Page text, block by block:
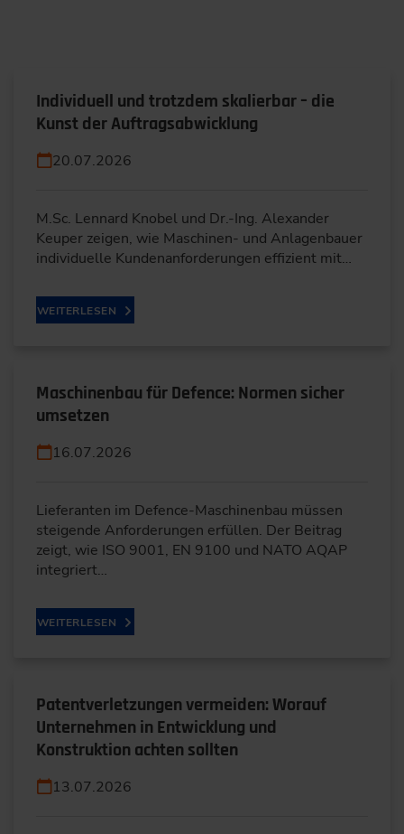
Individuell und trotzdem skalierbar – die
Kunst der Auftragsabwicklung
20.07.2026
M.Sc. Lennard Knobel und Dr.-Ing. Alexander
Keuper zeigen, wie Maschinen- und Anlagenbauer
individuelle Kundenanforderungen effizient mit…
WEITERLESEN
Maschinenbau für Defence: Normen sicher
umsetzen
16.07.2026
Lieferanten im Defence-Maschinenbau müssen
steigende Anforderungen erfüllen. Der Beitrag
zeigt, wie ISO 9001, EN 9100 und NATO AQAP
integriert…
WEITERLESEN
Patentverletzungen vermeiden: Worauf
Unternehmen in Entwicklung und
Konstruktion achten sollten
13.07.2026